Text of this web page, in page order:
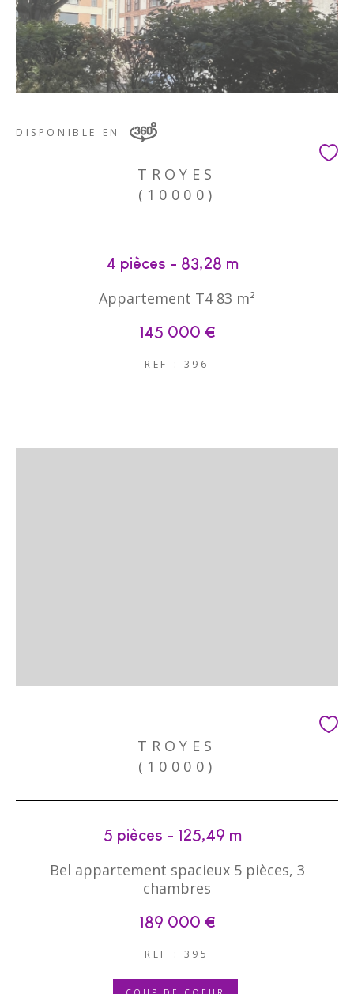
DISPONIBLE EN
TROYES
(10000)
4 pièces - 83,28 m²
Appartement T4 83 m²
145 000 €
REF : 396
TROYES
(10000)
5 pièces - 125,49 m²
Bel appartement spacieux 5 pièces, 3
chambres
189 000 €
REF : 395